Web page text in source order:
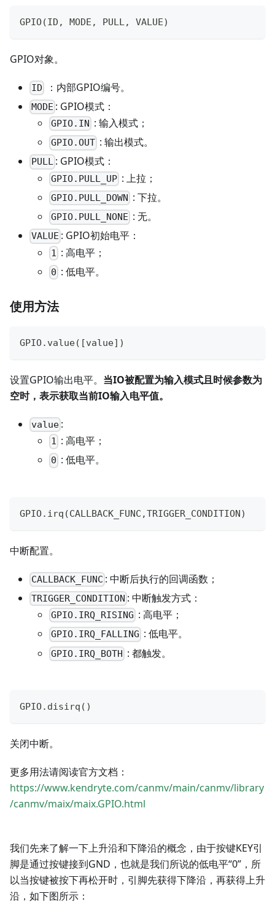
GPIO(ID , MODE , PULL , VALUE)
GPIO对象。
ID ：内部GPIO编号。
MODE : GPIO模式：
GPIO.IN : 输入模式；
GPIO.OUT : 输出模式。
PULL : GPIO模式：
GPIO.PULL_UP : 上拉；
GPIO.PULL_DOWN : 下拉。
GPIO.PULL_NONE : 无。
VALUE : GPIO初始电平：
1 : 高电平；
0 : 低电平。
使用方法
GPIO. value( [value] )
设置GPIO输出电平。 当IO被配置为输入模式且时候参数为
空时，表示获取当前IO输入电平值。
value :
1 : 高电平；
0 : 低电平。
GPIO. irq (CALLBACK_FUNC ,TRIGGER_CONDITION)
中断配置。
CALLBACK_FUNC : 中断后执行的回调函数；
TRIGGER_CONDITION : 中断触发方式：
GPIO.IRQ_RISING : 高电平；
GPIO.IRQ_FALLING : 低电平。
GPIO.IRQ_BOTH : 都触发。
GPIO. disirq ( )
关闭中断。
更多用法请阅读官方文档：
https://www.kendryte.com/canmv/main/canmv/library
/canmv/maix/maix.GPIO.html
我们先来了解一下上升沿和下降沿的概念，由于按键KEY引
脚是通过按键接到GND，也就是我们所说的低电平“0”，所
以当按键被按下再松开时，引脚先获得下降沿，再获得上升
沿，如下图所示：